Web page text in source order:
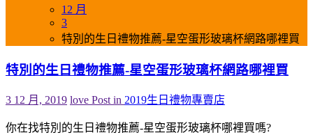
12 月
3
特別的生日禮物推薦-星空蛋形玻璃杯網路哪裡買
特別的生日禮物推薦-星空蛋形玻璃杯網路哪裡買
3 12 月, 2019 love Post in 2019生日禮物專賣店
你在找特別的生日禮物推薦-星空蛋形玻璃杯哪裡買嗎?